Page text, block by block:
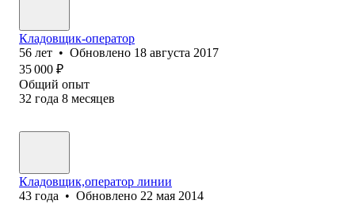
Кладовщик-оператор
56 лет • Обновлено 18 августа 2017
35 000 ₽
Общий опыт
32 года 8 месяцев
Кладовщик,оператор линии
43 года • Обновлено 22 мая 2014